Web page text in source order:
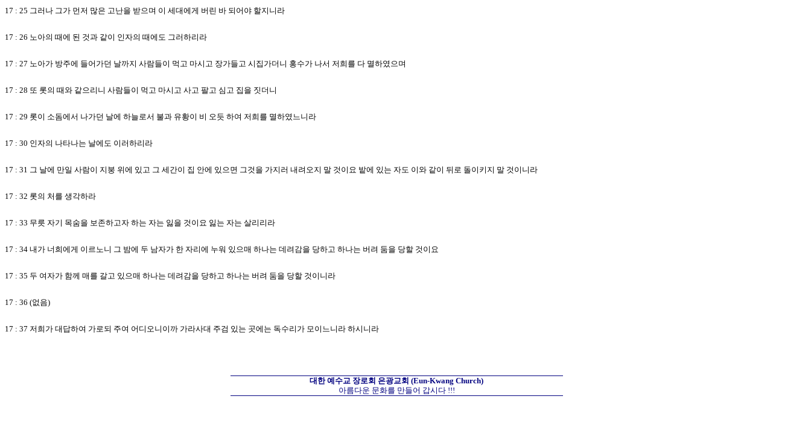
17 : 25 그러나 그가 먼저 많은 고난을 받으며 이 세대에게 버린 바 되어야 할지니라
17 : 26 노아의 때에 된 것과 같이 인자의 때에도 그러하리라
17 : 27 노아가 방주에 들어가던 날까지 사람들이 먹고 마시고 장가들고 시집가더니 홍수가 나서 저희를 다 멸하였으며
17 : 28 또 롯의 때와 같으리니 사람들이 먹고 마시고 사고 팔고 심고 집을 짓더니
17 : 29 롯이 소돔에서 나가던 날에 하늘로서 불과 유황이 비 오듯 하여 저희를 멸하였느니라
17 : 30 인자의 나타나는 날에도 이러하리라
17 : 31 그 날에 만일 사람이 지붕 위에 있고 그 세간이 집 안에 있으면 그것을 가지러 내려오지 말 것이요 밭에 있는 자도 이와 같이 뒤로 돌이키지 말 것이니라
17 : 32 롯의 처를 생각하라
17 : 33 무릇 자기 목숨을 보존하고자 하는 자는 잃을 것이요 잃는 자는 살리리라
17 : 34 내가 너희에게 이르노니 그 밤에 두 남자가 한 자리에 누워 있으매 하나는 데려감을 당하고 하나는 버려 둠을 당할 것이요
17 : 35 두 여자가 함께 매를 갈고 있으매 하나는 데려감을 당하고 하나는 버려 둠을 당할 것이니라
17 : 36 (없음)
17 : 37 저희가 대답하여 가로되 주여 어디오니이까 가라사대 주검 있는 곳에는 독수리가 모이느니라 하시니라
대한 예수교 장로회 은광교회 (Eun-Kwang Church)
아름다운 문화를 만들어 갑시다 !!!